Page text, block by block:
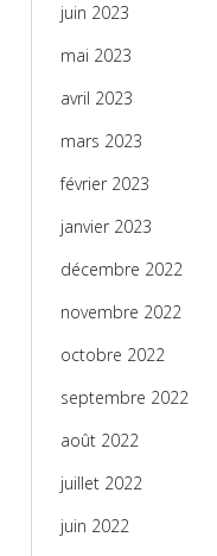
juin 2023
mai 2023
avril 2023
mars 2023
février 2023
janvier 2023
décembre 2022
novembre 2022
octobre 2022
septembre 2022
août 2022
juillet 2022
juin 2022